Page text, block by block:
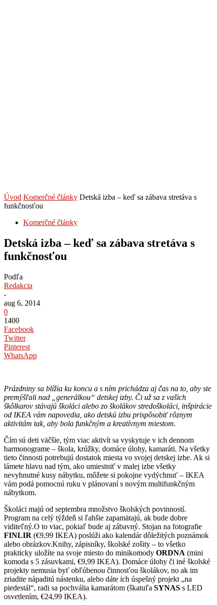
Úvod Komerčné články Detská izba – keď sa zábava stretáva s
funkčnosťou
Komerčné články
Detská izba – keď sa zábava stretáva s
funkčnosťou
Podľa
Redakcia
-
aug 6, 2014
0
1400
Facebook
Twitter
Pinterest
WhatsApp
Prázdniny sa blížia ku koncu a s ním prichádza aj čas na to, aby ste
premýšľali nad „generálkou“ detskej izby. Či už sa z vašich
škôlkarov stávajú školáci alebo zo školákov stredoškoláci, inšpirácie
od IKEA vám napovedia, ako detskú izbu prispôsobiť rôznym
aktivitám tak, aby bola funkčným a kreatívnym miestom.
Čím sú deti väčšie, tým viac aktivít sa vyskytuje v ich dennom
harmonograme – škola, krúžky, domáce úlohy, kamaráti. Na všetky
tieto činnosti potrebujú dostatok miesta vo svojej detskej izbe. Ak si
lámete hlavu nad tým, ako umiestniť v malej izbe všetky
nevyhnutné kusy nábytku, môžete si pokojne vydýchnuť – IKEA
vám podá pomocnú ruku v plánovaní s novým multifunkčným
nábytkom.
Školáci majú od septembra množstvo školských povinností.
Program na celý týždeň si ľahšie zapamätajú, ak bude dobre
viditeľný.O to viac, pokiaľ bude aj zábavný. Stojan na fotografie
FINLIR (€9,99 IKEA) poslúži ako kalendár dôležitých poznámok
alebo obrázkov.Knihy, zápisníky, školské zošity – to všetko
prakticky uložíte na svoje miesto do minikomody ORDNA (mini
komoda s 5 zásuvkami, €9,99 IKEA). Domáce úlohy či iné školské
projekty nemusia byť obľúbenou činnosťou školákov, no ak im
zriadite nápaditú nástenku, alebo dáte ich úspešný projekt „na
piedestál“, radi sa pochvália kamarátom (škatuľa SYNAS s LED
osvetlením, €24,99 IKEA).